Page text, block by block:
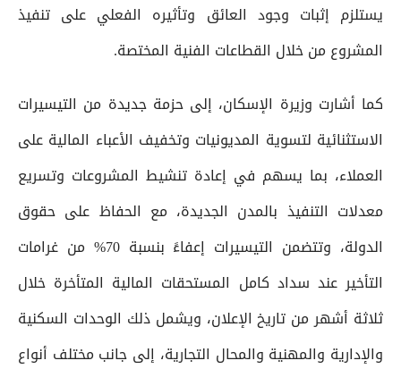
يستلزم إثبات وجود العائق وتأثيره الفعلي على تنفيذ
المشروع من خلال القطاعات الفنية المختصة.
كما أشارت وزيرة الإسكان، إلى حزمة جديدة من التيسيرات
الاستثنائية لتسوية المديونيات وتخفيف الأعباء المالية على
العملاء، بما يسهم في إعادة تنشيط المشروعات وتسريع
معدلات التنفيذ بالمدن الجديدة، مع الحفاظ على حقوق
الدولة، وتتضمن التيسيرات إعفاءً بنسبة 70% من غرامات
التأخير عند سداد كامل المستحقات المالية المتأخرة خلال
ثلاثة أشهر من تاريخ الإعلان، ويشمل ذلك الوحدات السكنية
والإدارية والمهنية والمحال التجارية، إلى جانب مختلف أنواع